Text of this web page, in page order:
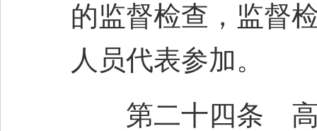
的监督检查，监督
人员代表参加。
第二十四条 高